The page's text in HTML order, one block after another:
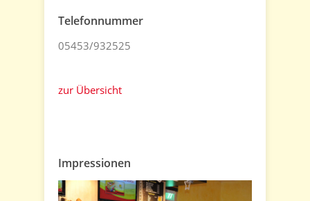
Telefonnummer
05453/932525
zur Übersicht
Impressionen